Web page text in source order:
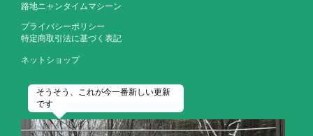
路地ニャンタイムマシーン
プライバシーポリシー
特定商取引法に基づく表記
ネットショップ
そうそう、これが今一番新しい更新
です